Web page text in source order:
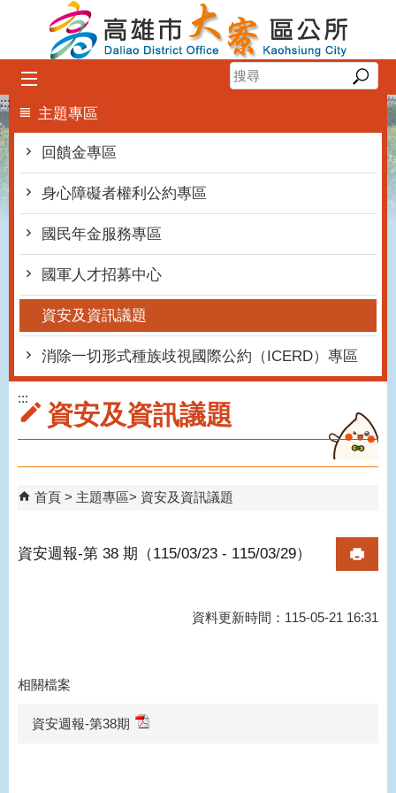
跳到主要內容區塊
:::
主題專區
回饋金專區
身心障礙者權利公約專區
國民年金服務專區
國軍人才招募中心
資安及資訊議題
消除一切形式種族歧視國際公約（ICERD）專區
:::
資安及資訊議題
首頁 主題專區 資安及資訊議題
資安週報-第 38 期（115/03/23 - 115/03/29）
資料更新時間：115-05-21 16:31
相關檔案
資安週報-第38期